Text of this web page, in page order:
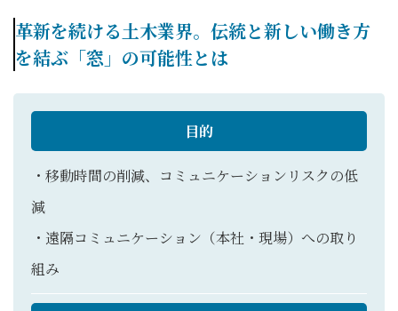
革新を続ける土木業界。伝統と新しい働き方
を結ぶ「窓」の可能性とは
目的
・移動時間の削減、コミュニケーションリスクの低
減
・遠隔コミュニケーション（本社・現場）への取り
組み